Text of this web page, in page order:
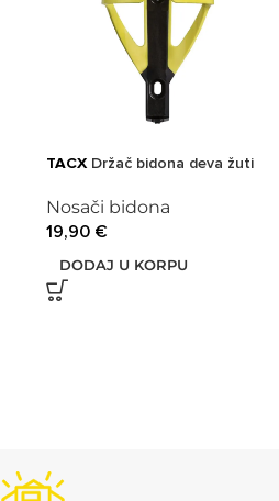
TACXDržač bidona deva žuti
Nosači bidona
19,90 €
DODAJ U KORPU